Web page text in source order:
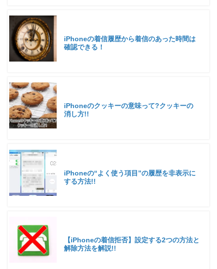
iPhoneの着信履歴から着信のあった時間は
確認できる！
iPhoneのクッキーの意味って?クッキーの
消し方!!
iPhoneの“よく使う項目”の履歴を非表示に
する方法!!
【iPhoneの着信拒否】設定する2つの方法と
解除方法を解説!!